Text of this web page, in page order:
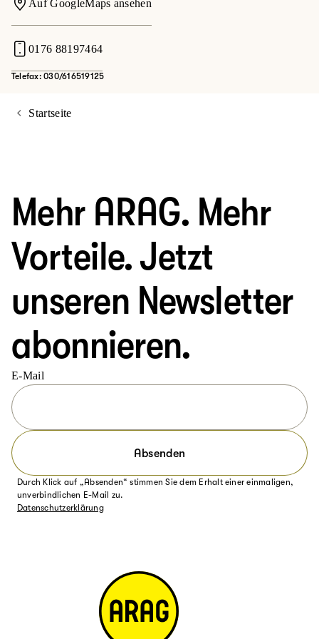
Auf GoogleMaps ansehen
0176 88197464
Telefax: 030/616519125
Startseite
Mehr ARAG. Mehr
Vorteile. Jetzt
unseren Newsletter
abonnieren.
E-Mail
Absenden
Durch Klick auf „Absenden“ stimmen Sie dem Erhalt einer einmaligen,
unverbindlichen E-Mail zu.
Datenschutzerklärung